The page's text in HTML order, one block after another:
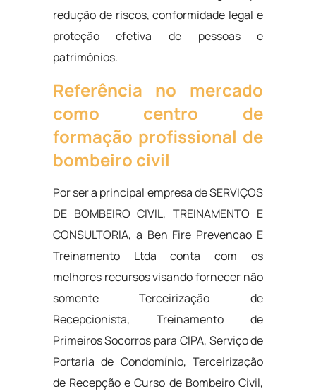
redução de riscos, conformidade legal e
proteção efetiva de pessoas e
patrimônios.
Referência no mercado
como centro de
formação profissional de
bombeiro civil
Por ser a principal empresa de SERVIÇOS
DE BOMBEIRO CIVIL, TREINAMENTO E
CONSULTORIA, a Ben Fire Prevencao E
Treinamento Ltda conta com os
melhores recursos visando fornecer não
somente Terceirização de
Recepcionista, Treinamento de
Primeiros Socorros para CIPA, Serviço de
Portaria de Condomínio, Terceirização
de Recepção e Curso de Bombeiro Civil,